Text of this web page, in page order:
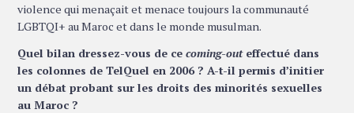
violence qui menaçait et menace toujours la communauté
LGBTQI+ au Maroc et dans le monde musulman.
Quel bilan dressez-vous de ce coming-out effectué dans
les colonnes de TelQuel en 2006 ? A-t-il permis d’initier
un débat probant sur les droits des minorités sexuelles
au Maroc ?